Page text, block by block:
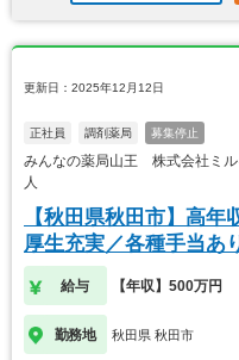
更新日：2025年12月12日
正社員 調剤薬局 募集停止
みんなの薬局山王 株式会社ミ
人
【秋田県秋田市】高年
厚生充実／各種手当あ
給与 【年収】500万円
勤務地 秋田県 秋田市